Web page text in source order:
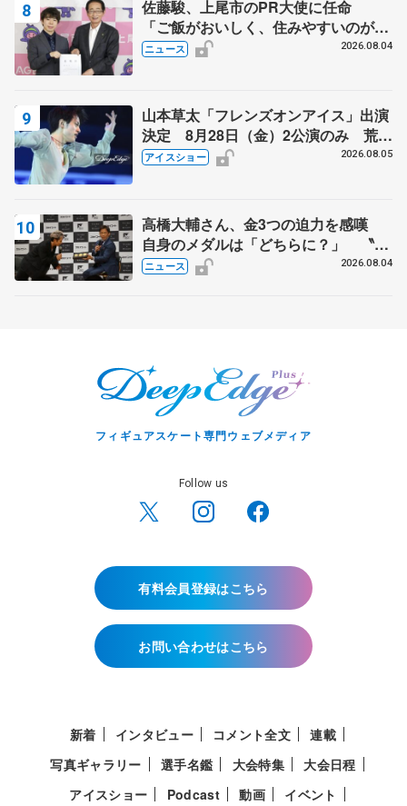
佐藤駿、上尾市のPR大使に任命
「ご飯がおいしく、住みやすいのが魅
力」
ニュース 2026.08.04
山本草太「フレンズオンアイス」出演
決定 8月28日（金）2公演のみ 荒川
静香さんプロデュース、20周年のアイ
アイスショー 2026.08.05
高橋大輔さん、金3つの迫力を感嘆
自身のメダルは「どちらに？」 〝リ
ス兄弟〟オリンピック3連覇の野村忠
ニュース 2026.08.04
フィギュアスケート専門ウェブメディア
Follow us
有料会員登録はこちら
お問い合わせはこちら
新着 インタビュー コメント全文
連載
写真ギャラリー
選手名鑑 大会特集
大会日程
アイスショー
Podcast 動画 イベント